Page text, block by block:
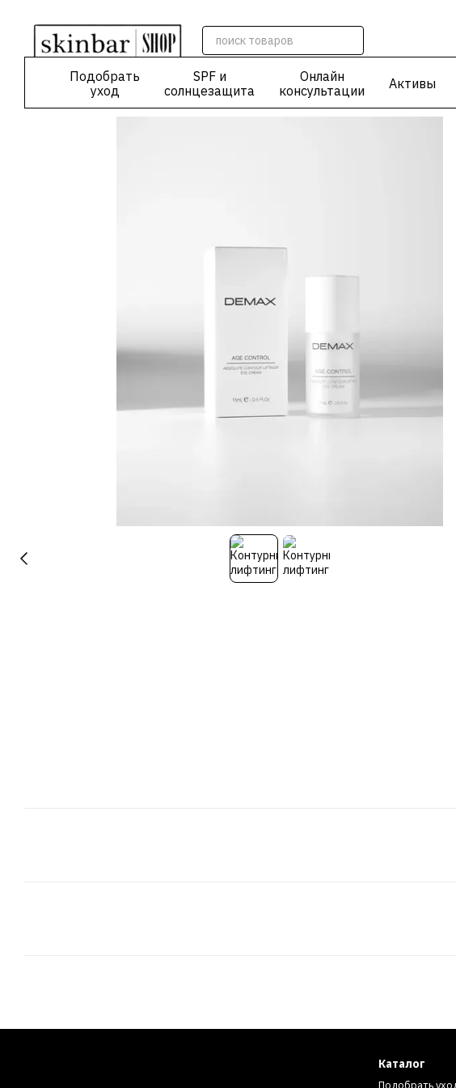
Подобрать
уход
SPF и
солнцезащита
Онлайн
консультации
Активы
Каталог
Подобрать